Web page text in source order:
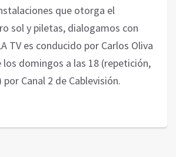
que otorga el
sol y piletas, dialogamos con
TV es conducido por Carlos Oliva
los domingos a las 18 (repetición,
por Canal 2 de Cablevisión.